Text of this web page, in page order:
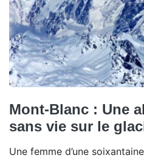
Mont-Blanc : Une
sans vie sur le
Une femme d’une